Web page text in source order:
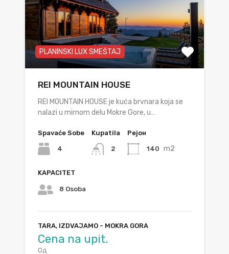
PLANINSKI LUX SMEŠTAJ
REI MOUNTAIN HOUSE
REI MOUNTAIN HOUSE je kuća brvnara koja se
nalazi u mirnom delu Mokre Gore, u…
Spavaće Sobe
4
Kupatila
2
Рејон
140 m2
KAPACITET
8 Osoba
TARA, IZDVAJAMO - MOKRA GORA
Cena na upit.
Од